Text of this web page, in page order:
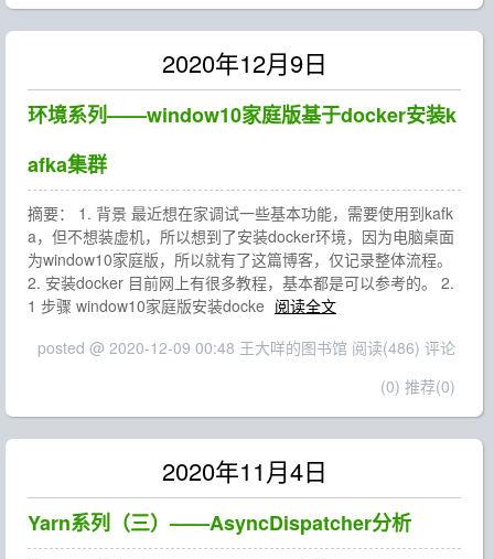
2020年12月9日
环境系列——window10家庭版基于docker安装k
afka集群
摘要： 1. 背景 最近想在家调试一些基本功能，需要使用到kafk
a，但不想装虚机，所以想到了安装docker环境，因为电脑桌面
为window10家庭版，所以就有了这篇博客，仅记录整体流程。
2. 安装docker 目前网上有很多教程，基本都是可以参考的。 2.
1 步骤 window10家庭版安装docke 阅读全文
posted @ 2020-12-09 00:48 王大咩的图书馆 阅读(486) 评论
(0) 推荐(0)
2020年11月4日
Yarn系列（三）——AsyncDispatcher分析